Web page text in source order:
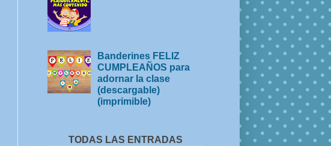
Banderines FELIZ
CUMPLEAÑOS para
adornar la clase
(descargable)
(imprimible)
TODAS LAS ENTRADAS